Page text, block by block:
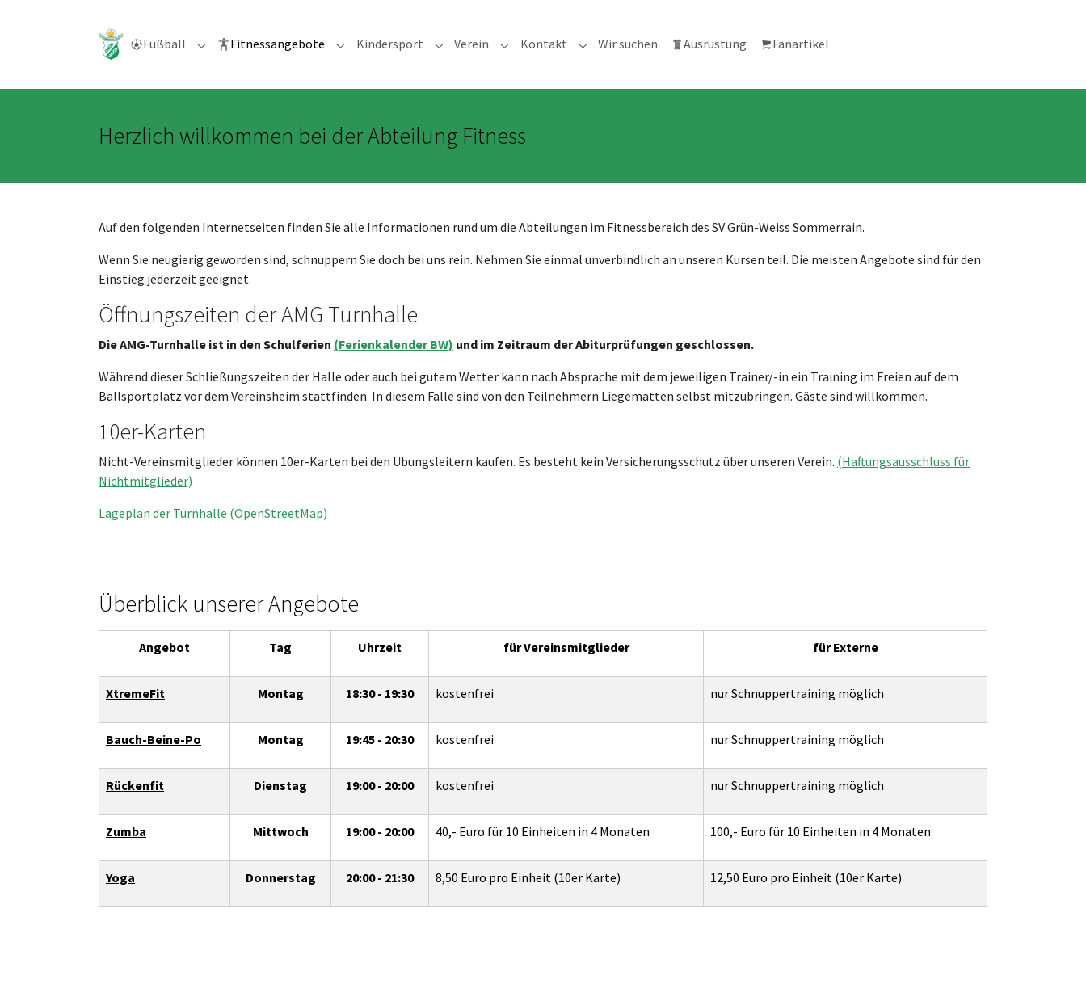
Fußball Submenu for "Fußball"
Fitnessangebote(current)
Submenu for "Fitnessangebote"
Kindersport Submenu for "Kindersport"
Verein Submenu for "Verein"
Kontakt Submenu for "Kontakt"
Wir suchen Ausrüstung Fanartikel
Herzlich willkommen bei der Abteilung Fitness
Auf den folgenden Internetseiten finden Sie alle Informationen rund um die Abteilungen im Fitnessbereich des SV Grün-Weiss Sommerrain.
Wenn Sie neugierig geworden sind, schnuppern Sie doch bei uns rein. Nehmen Sie einmal unverbindlich an unseren Kursen teil. Die meisten Angebote sind für den
Einstieg jederzeit geeignet.
Öffnungszeiten der AMG Turnhalle
Die AMG-Turnhalle ist in den Schulferien (Ferienkalender BW) und im Zeitraum der Abiturprüfungen geschlossen.
Während dieser Schließungszeiten der Halle oder auch bei gutem Wetter kann nach Absprache mit dem jeweiligen Trainer/-in ein Training im Freien auf dem
Ballsportplatz vor dem Vereinsheim stattfinden. In diesem Falle sind von den Teilnehmern Liegematten selbst mitzubringen. Gäste sind willkommen.
10er-Karten
Nicht-Vereinsmitglieder können 10er-Karten bei den Übungsleitern kaufen. Es besteht kein Versicherungsschutz über unseren Verein. (Haftungsausschluss für
Nichtmitglieder)
Lageplan der Turnhalle (OpenStreetMap)
Überblick unserer Angebote
Angebot Tag Uhrzeit für Vereinsmitglieder für Externe
XtremeFit Montag 18:30 - 19:30 kostenfrei nur Schnuppertraining möglich
Bauch-Beine-Po Montag 19:45 - 20:30 kostenfrei nur Schnuppertraining möglich
Rückenfit Dienstag 19:00 - 20:00 kostenfrei nur Schnuppertraining möglich
Zumba Mittwoch 19:00 - 20:00 40,- Euro für 10 Einheiten in 4 Monaten 100,- Euro für 10 Einheiten in 4 Monaten
Yoga Donnerstag 20:00 - 21:30 8,50 Euro pro Einheit (10er Karte) 12,50 Euro pro Einheit (10er Karte)